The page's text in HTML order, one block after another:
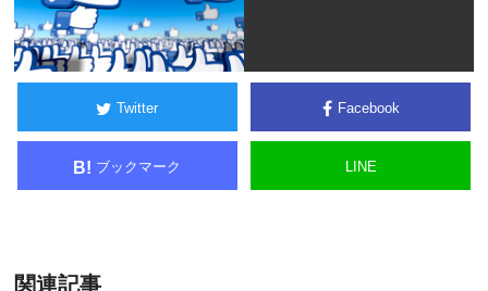
Twitter Facebook
B! ブックマーク LINE
関連記事